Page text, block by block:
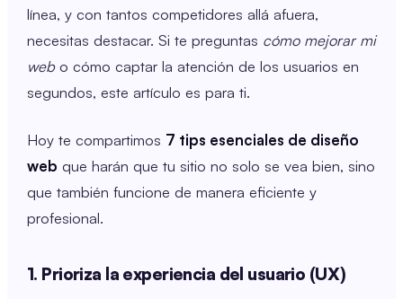
línea, y con tantos competidores allá afuera,
necesitas destacar. Si te preguntas cómo mejorar mi
webo cómo captar la atención de los usuarios en
segundos, este artículo es para ti.
Hoy te compartimos 7 tips esenciales de diseño
web que harán que tu sitio no solo se vea bien, sino
que también funcione de manera eficiente y
profesional.
1. Prioriza la experiencia del usuario (UX)